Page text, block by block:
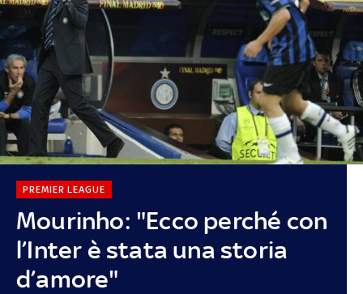
Mourinho: "Ecco perché con
l’Inter è stata una storia
d’amore"
PREMIER LEAGUE